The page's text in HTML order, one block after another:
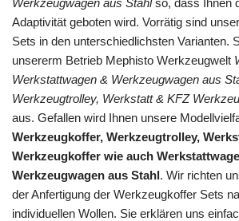
Adaptivität geboten wird. Vorrätig sind
Sets in den unterschiedlichsten Varianten.
unsererm Betrieb Mephisto Werkzeugwelt
Werkstattwagen & Werkzeugwagen aus
Werkzeugtrolley, Werkstatt & KFZ
aus. Gefallen wird Ihnen unsere
Werkzeugkoffer, Werkzeugtrolley,
Werkzeugkoffer wie auch
Werkzeugwagen aus Stahl. Wir richten
der Anfertigung der Werkzeugkoffer Sets
individuellen Wollen. Sie erklären uns